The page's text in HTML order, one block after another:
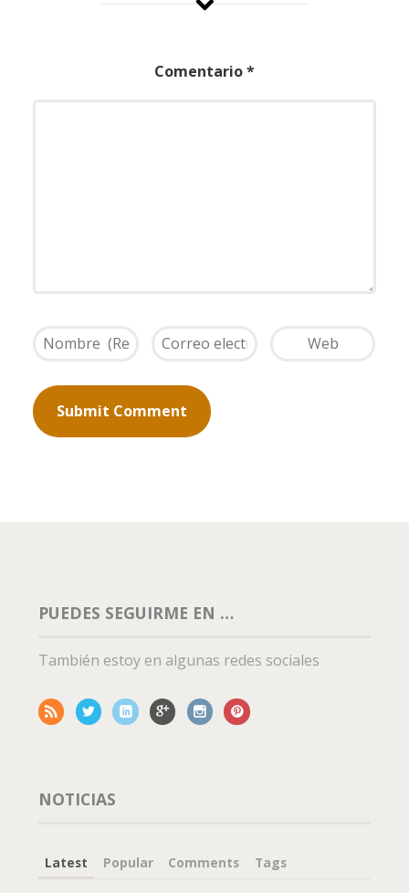
Comentario*
PUEDES SEGUIRME EN …
También estoy en algunas redes sociales
NOTICIAS
Latest Popular Comments Tags